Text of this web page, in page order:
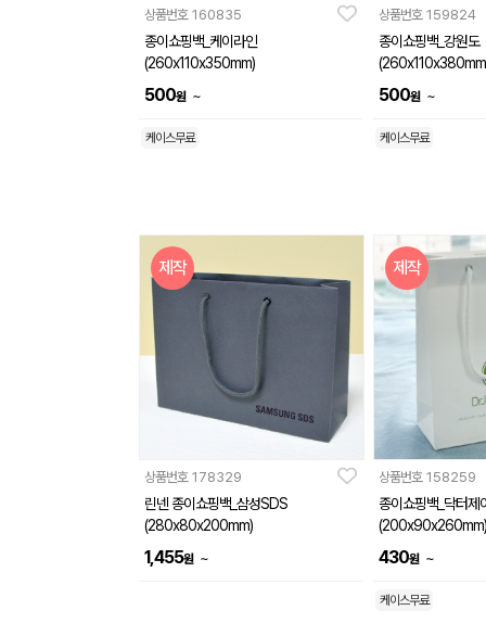
상품번호 160835
종이쇼핑백_케이라인
(260x110x350mm)
500원 ~
케이스무료
상품번호 159824
종이쇼핑백_강원도
500원 ~
케이스무료
제작
상품번호 178329
린넨 종이쇼핑백_삼성SDS
(280x80x200mm)
1,455원 ~
제작
상품번호 158259
종이쇼핑백_닥터제
(200x90x260mm)
430원 ~
케이스무료